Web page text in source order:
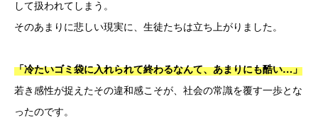
して扱われてしまう。
そのあまりに悲しい現実に、生徒たちは立ち上がりました。
「冷たいゴミ袋に入れられて終わるなんて、あまりにも酷い…」
若き感性が捉えたその違和感こそが、社会の常識を覆す一歩とな
ったのです。